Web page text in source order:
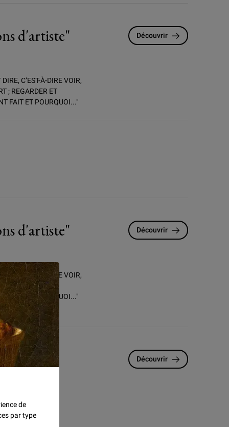
de
par type
d'artiste"
C’EST-À-DIRE VOIR,
; REGARDER ET
FAIT ET POURQUOI..."
Découvrir
d'artiste"
C’EST-À-DIRE VOIR,
; REGARDER ET
FAIT ET POURQUOI..."
Découvrir
Découvrir